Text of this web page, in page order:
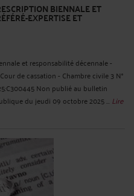
BIENNALE ET
EXPERTISE ET
et responsabilité décennale -
de cassation - Chambre civile 3 N°
Non publié au bulletin
du jeudi 09 octobre 2025 ... Lire